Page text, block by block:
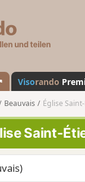
a
n
d
o
Visorando
Beauvais Église
Saint-